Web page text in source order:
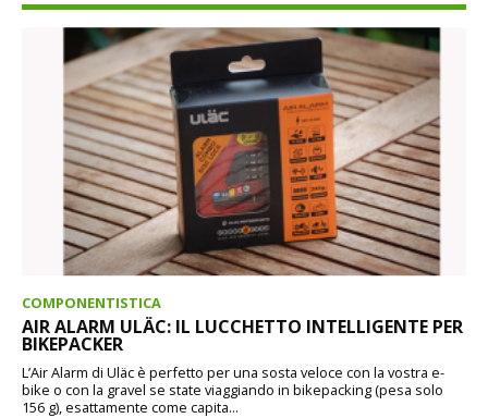
COMPONENTISTICA
AIR ALARM ULÄC: IL LUCCHETTO INTELLIGENTE PER
BIKEPACKER
L’Air Alarm di Uläc è perfetto per una sosta veloce con la vostra e-
bike o con la gravel se state viaggiando in bikepacking (pesa solo
156 g), esattamente come capita...